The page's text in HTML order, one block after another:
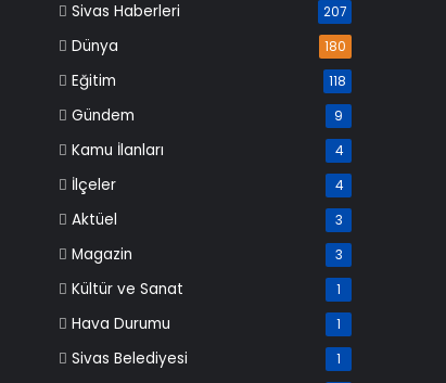
Sivas Haberleri 207
Dünya 180
Eğitim 118
Gündem 9
Kamu İlanları 4
İlçeler 4
Aktüel 3
Magazin 3
Kültür ve Sanat 1
Hava Durumu 1
Sivas Belediyesi 1